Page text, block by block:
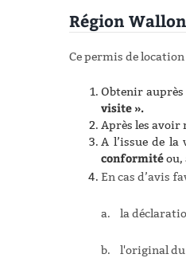
Région
Ce permis de
Obtenir
visite ».
Après les avoir
A l’issue de la
conformitéou,
En cas d’avis
a. la
b. l'original du